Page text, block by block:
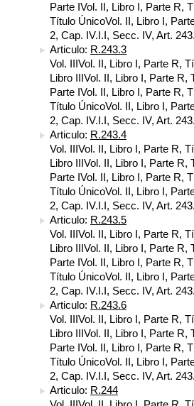
Parte IVol. II, Libro I, Parte R,
Título ÚnicoVol. II, Libro I,
2, Cap. IV.I.I, Secc. IV, Art.
Articulo: R.243.3
Vol. IIIVol. II, Libro I, Parte R,
Libro IIIVol. II, Libro I, Parte R,
Parte IVol. II, Libro I, Parte R,
Título ÚnicoVol. II, Libro I,
2, Cap. IV.I.I, Secc. IV, Art.
Articulo: R.243.4
Vol. IIIVol. II, Libro I, Parte R,
Libro IIIVol. II, Libro I, Parte R,
Parte IVol. II, Libro I, Parte R,
Título ÚnicoVol. II, Libro I,
2, Cap. IV.I.I, Secc. IV, Art.
Articulo: R.243.5
Vol. IIIVol. II, Libro I, Parte R,
Libro IIIVol. II, Libro I, Parte R,
Parte IVol. II, Libro I, Parte R,
Título ÚnicoVol. II, Libro I,
2, Cap. IV.I.I, Secc. IV, Art.
Articulo: R.243.6
Vol. IIIVol. II, Libro I, Parte R,
Libro IIIVol. II, Libro I, Parte R,
Parte IVol. II, Libro I, Parte R,
Título ÚnicoVol. II, Libro I,
2, Cap. IV.I.I, Secc. IV, Art.
Articulo: R.244